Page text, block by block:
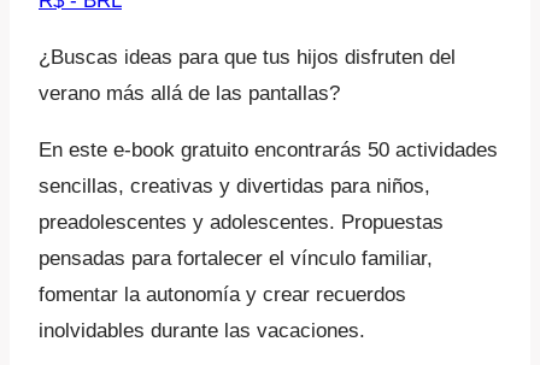
¿Buscas ideas para que tus hijos disfruten del
verano más allá de las pantallas?
En este e-book gratuito encontrarás 50 actividades
sencillas, creativas y divertidas para niños,
preadolescentes y adolescentes. Propuestas
pensadas para fortalecer el vínculo familiar,
fomentar la autonomía y crear recuerdos
inolvidables durante las vacaciones.